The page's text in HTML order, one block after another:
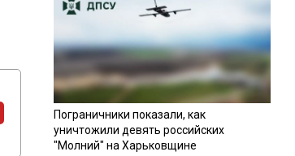
Пограничники показали, как
уничтожили девять российских
"Молний" на Харьковщине